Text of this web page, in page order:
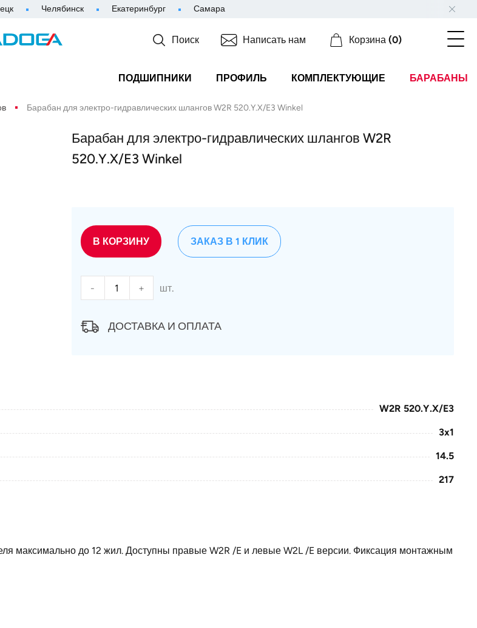
Челябинск Екатеринбург Самара
Поиск Написать нам Корзина (0)
ПОДШИПНИКИ ПРОФИЛЬ КОМПЛЕКТУЮЩИЕ БАРАБАНЫ
Барабан для электро-гидравлических шлангов W2R 520.Y.X/E3 Winkel
Барабан для электро-гидравлических шлангов W2R
520.Y.X/E3 Winkel
В КОРЗИНУ
- + шт.
ЗАКАЗ В 1 КЛИК
ДОСТАВКА И ОПЛАТА
W2R 520.Y.X/E3
3x1
14.5
217
82
максимально до 12 жил. Доступны правые W2R /E и левые W2L /E версии. Фиксация монтажным